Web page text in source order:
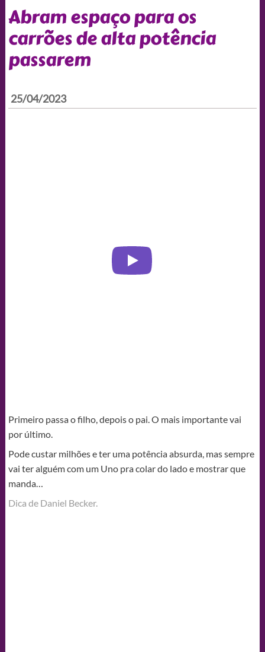
Abram espaço para os
carrões de alta potência
passarem
25/04/2023
Primeiro passa o filho, depois o pai. O mais importante vai
por último.
Pode custar milhões e ter uma potência absurda, mas sempre
vai ter alguém com um Uno pra colar do lado e mostrar que
manda…
Dica de Daniel Becker.